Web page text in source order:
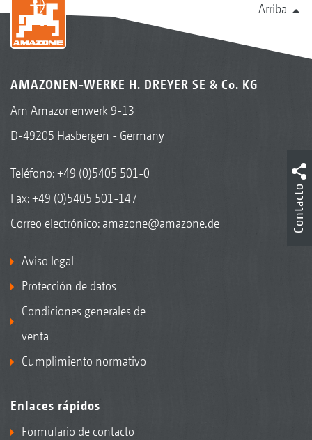
Arriba
AMAZONEN-WERKE H. DREYER SE & Co. KG
Am Amazonenwerk 9-13
D-49205 Hasbergen - Germany
Teléfono:+49 (0)5405 501-0
Fax: +49 (0)5405 501-147
Correo electrónico: amazone@amazone.de
Aviso legal
Protección de datos
Condiciones generales de
venta
Cumplimiento normativo
Enlaces rápidos
Formulario de contacto
Contacto